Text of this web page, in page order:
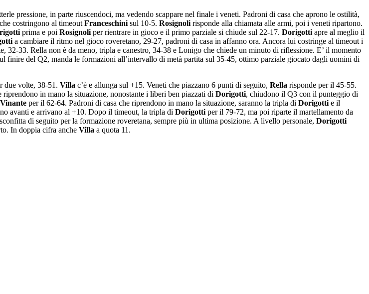
pressione, in parte riuscendoci, ma vedendo scappare nel finale i veneti. Padroni di casa che aprono le ostilità,
costringono al timeout Franceschini sul 10-5. Rosignoli risponde alla chiamata alle armi, poi i veneti ripartono.
prima e poi Rosignoli per rientrare in gioco e il primo parziale si chiude sul 22-17. Dorigotti apre al meglio il
a cambiare il ritmo nel gioco roveretano, 29-27, padroni di casa in affanno ora. Ancora lui costringe al timeout i
32-33. Rella non è da meno, tripla e canestro, 34-38 e Lonigo che chiede un minuto di riflessione. E’ il momento
finire del Q2, manda le formazioni all’intervallo di metà partita sul 35-45, ottimo parziale giocato dagli uomini di
due volte, 38-51. Villa c’è e allunga sul +15. Veneti che piazzano 6 punti di seguito, Rella risponde per il 45-55.
in mano la situazione, nonostante i liberi ben piazzati di Dorigotti, chiudono il Q3 con il punteggio di
Vinante per il 62-64. Padroni di casa che riprendono in mano la situazione, saranno la tripla di Dorigotti e il
avanti e arrivano al +10. Dopo il timeout, la tripla di Dorigotti per il 79-72, ma poi riparte il martellamento da
di seguito per la formazione roveretana, sempre più in ultima posizione. A livello personale, Dorigotti
In doppia cifra anche Villa a quota 11.